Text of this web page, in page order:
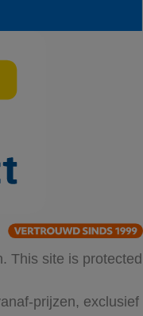
This site is protected
prijzen, exclusief